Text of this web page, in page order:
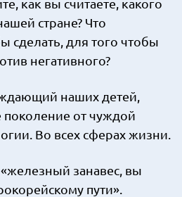
как вы считаете, какого
стране? Что
сделать, для того чтобы
негативного?
наших детей,
от чуждой
Во всех сферах жизни.
занавес, вы
пути».